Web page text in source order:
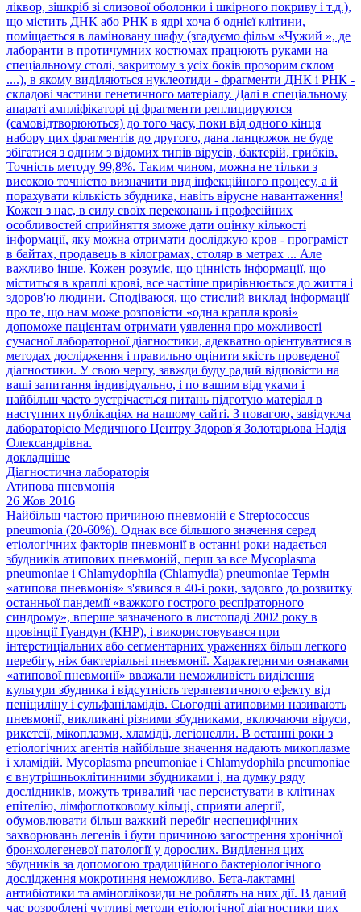
ліквор, зішкріб зі слизової оболонки і шкірного покриву і т.д.),
що містить ДНК або РНК в ядрі хоча б однієї клітини,
поміщається в ламіновану шафу (згадуємо фільм «Чужий », де
лаборанти в протичумних костюмах працюють руками на
спеціальному столі, закритому з усіх боків прозорим склом
....), в якому виділяються нуклеотиди - фрагменти ДНК і РНК -
складові частини генетичного матеріалу. Далі в спеціальному
апараті ампліфікаторі ці фрагменти реплицируются
(самовідтворюються) до того часу, поки від одного кінця
набору цих фрагментів до другого, дана ланцюжок не буде
збігатися з одним з відомих типів вірусів, бактерій, грибків.
Точність методу 99,8%. Таким чином, можна не тільки з
високою точністю визначити вид інфекційного процесу, а й
порахувати кількість збудника, навіть вірусне навантаження!
Кожен з нас, в силу своїх переконань і професійних
особливостей сприйняття зможе дати оцінку кількості
інформації, яку можна отримати досліджую кров - програміст
в байтах, продавець в кілограмах, столяр в метрах ... Але
важливо інше. Кожен розуміє, що цінність інформації, що
міститься в краплі крові, все частіше прирівнюється до життя і
здоров'ю людини. Сподіваюся, що стислий виклад інформації
про те, що нам може розповісти «одна крапля крові»
допоможе пацієнтам отримати уявлення про можливості
сучасної лабораторної діагностики, адекватно орієнтуватися в
методах дослідження і правильно оцінити якість проведеної
діагностики. У свою чергу, завжди буду радий відповісти на
ваші запитання індивідуально, і по вашим відгуками і
найбільш часто зустрічається питань підготую матеріал в
наступних публікаціях на нашому сайті. З повагою, завідуюча
лабораторією Медичного Центру Здоров'я Золотарьова Надія
Олександрівна.
докладніше
Діагностична лабораторія
Атипова пневмонія
26 Жов 2016
Найбільш частою причиною пневмоній є Streptococcus
pneumonia (20-60%). Однак все більшого значення серед
етіологічних факторів пневмонії в останні роки надається
збудників атипових пневмоній, перш за все Mycoplasma
pneumoniae і Chlamydophila (Chlamydia) pneumoniae Термін
«атипова пневмонія» з'явився в 40-і роки, задовго до розвитку
останньої пандемії «важкого гострого респіраторного
синдрому», вперше зазначеного в листопаді 2002 року в
провінції Гуандун (КНР), і використовувався при
інтерстиціальних або сегментарних ураженнях більш легкого
перебігу, ніж бактеріальні пневмонії. Характерними ознаками
«атипової пневмонії» вважали неможливість виділення
культури збудника і відсутність терапевтичного ефекту від
пеніциліну і сульфаніламідів. Сьогодні атиповими називають
пневмонії, викликані різними збудниками, включаючи віруси,
рикетсії, мікоплазми, хламідії, легіонелли. В останні роки з
етіологічних агентів найбільше значення надають микоплазме
і хламідій. Mycoplasma pneumoniae і Chlamydophila pneumoniae
є внутрішньоклітинними збудниками і, на думку ряду
дослідників, можуть тривалий час персистувати в клітинах
епітелію, лімфоглотковому кільці, сприяти алергії,
обумовлювати більш важкий перебіг неспецифічних
захворювань легенів і бути причиною загострення хронічної
бронхолегеневої патології у дорослих. Виділення цих
збудників за допомогою традиційного бактеріологічного
дослідження мокротиння неможливо. Бета-лактамні
антибіотики та аміноглікозиди не роблять на них дії. В даний
час розроблені чутливі методи етіологічної діагностики цих